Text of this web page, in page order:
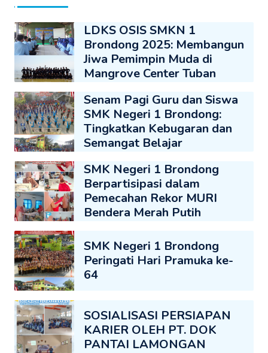
LDKS OSIS SMKN 1
Brondong 2025: Membangun
Jiwa Pemimpin Muda di
Mangrove Center Tuban
Senam Pagi Guru dan Siswa
SMK Negeri 1 Brondong:
Tingkatkan Kebugaran dan
Semangat Belajar
SMK Negeri 1 Brondong
Berpartisipasi dalam
Pemecahan Rekor MURI
Bendera Merah Putih
SMK Negeri 1 Brondong
Peringati Hari Pramuka ke-
64
SOSIALISASI PERSIAPAN
KARIER OLEH PT. DOK
PANTAI LAMONGAN